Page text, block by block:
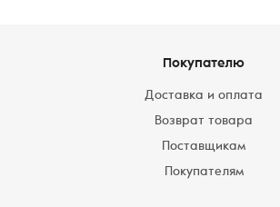
Покупателю
Доставка и оплата
Возврат товара
Поставщикам
Покупателям